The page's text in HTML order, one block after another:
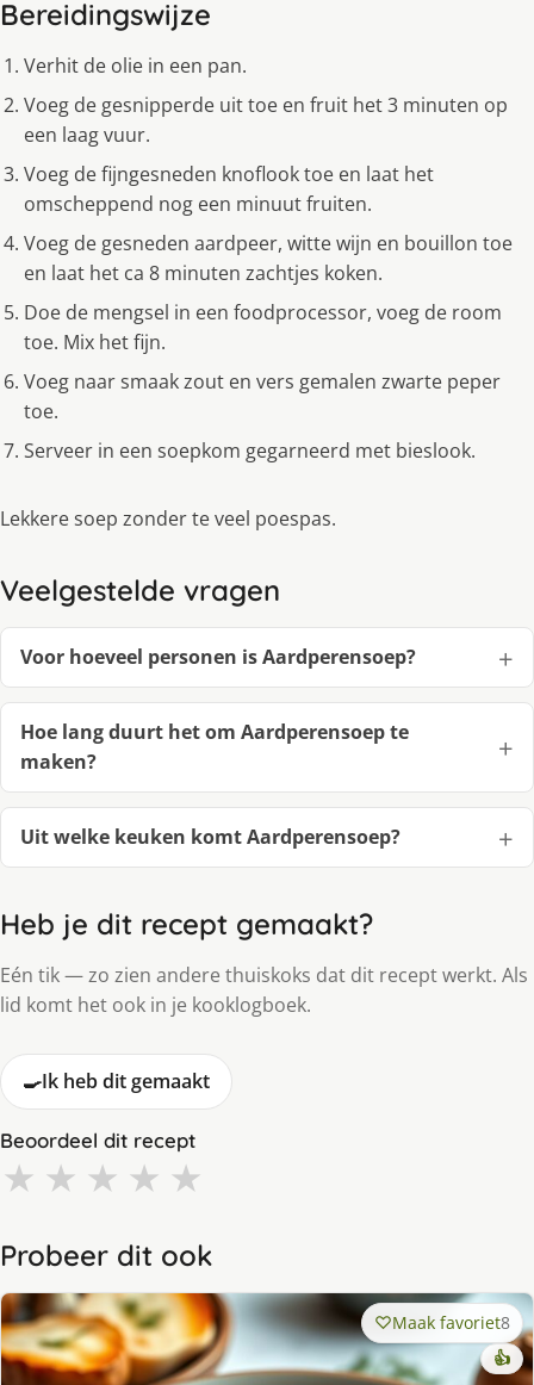
Bereidingswijze
Verhit de olie in een pan.
Voeg de gesnipperde uit toe en fruit het 3 minuten op
een laag vuur.
Voeg de fijngesneden knoflook toe en laat het
omscheppend nog een minuut fruiten.
Voeg de gesneden aardpeer, witte wijn en bouillon toe
en laat het ca 8 minuten zachtjes koken.
Doe de mengsel in een foodprocessor, voeg de room
toe. Mix het fijn.
Voeg naar smaak zout en vers gemalen zwarte peper
toe.
Serveer in een soepkom gegarneerd met bieslook.
Lekkere soep zonder te veel poespas.
Veelgestelde vragen
Voor hoeveel personen is Aardperensoep?
Hoe lang duurt het om Aardperensoep te
maken?
Uit welke keuken komt Aardperensoep?
Heb je dit recept gemaakt?
Eén tik — zo zien andere thuiskoks dat dit recept werkt. Als
lid komt het ook in je kooklogboek.
🍳Ik heb dit gemaakt
Beoordeel dit recept
★ ★ ★ ★ ★
Probeer dit ook
Maak favoriet8
👍